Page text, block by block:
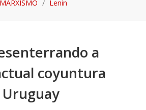
MARXISMO Lenin
a
coyuntura